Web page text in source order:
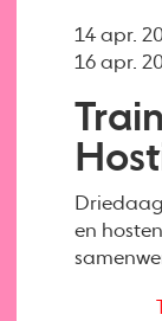
en
14 apr.
16 apr.